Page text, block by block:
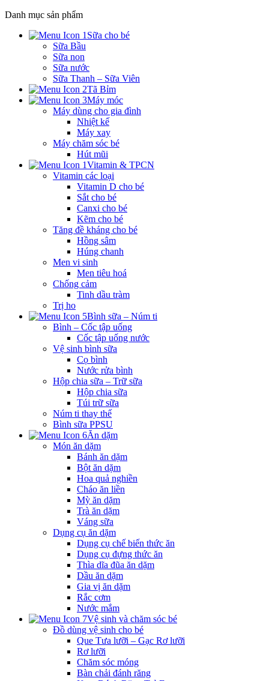
Danh mục sản phẩm
Sữa cho bé
Sữa Bầu
Sữa non
Sữa nước
Sữa Thanh – Sữa Viên
Tã Bỉm
Máy móc
Máy dùng cho gia đình
Nhiệt kế
Máy xay
Máy chăm sóc bé
Hút mũi
Vitamin & TPCN
Vitamin các loại
Vitamin D cho bé
Sắt cho bé
Canxi cho bé
Kẽm cho bé
Tăng đề kháng cho bé
Hồng sâm
Húng chanh
Men vi sinh
Men tiêu hoá
Chống cảm
Tinh dầu tràm
Trị ho
Bình sữa – Núm ti
Bình – Cốc tập uống
Cốc tập uống nước
Vệ sinh bình sữa
Cọ bình
Nước rửa bình
Hộp chia sữa – Trữ sữa
Hộp chia sữa
Túi trữ sữa
Núm ti thay thế
Bình sữa PPSU
Ăn dặm
Món ăn dặm
Bánh ăn dặm
Bột ăn dặm
Hoa quả nghiền
Cháo ăn liền
Mỳ ăn dặm
Trà ăn dặm
Váng sữa
Dụng cụ ăn dặm
Dụng cụ chế biến thức ăn
Dụng cụ đựng thức ăn
Thìa dĩa đũa ăn dặm
Dầu ăn dặm
Gia vị ăn dặm
Rắc cơm
Nước mắm
Vệ sinh và chăm sóc bé
Đồ dùng vệ sinh cho bé
Que Tưa lưỡi – Gạc Rơ lưỡi
Rơ lưỡi
Chăm sóc móng
Bàn chải đánh răng